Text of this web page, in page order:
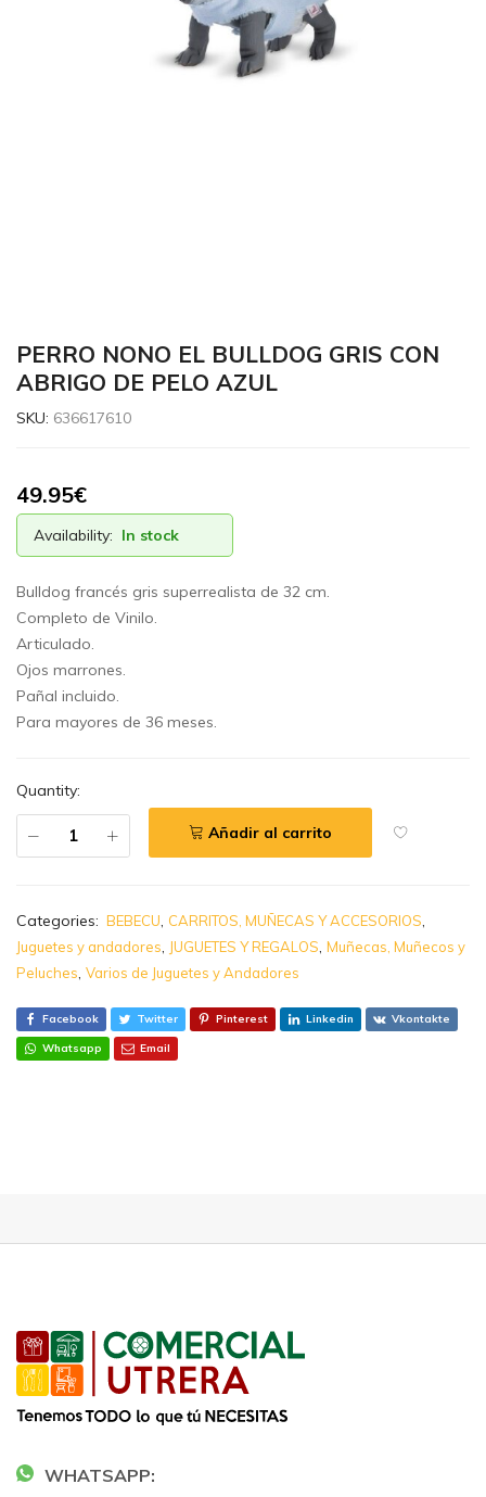
PERRO NONO EL BULLDOG GRIS CON
ABRIGO DE PELO AZUL
SKU: 636617610
49.95€
Availability: In stock
Bulldog francés gris superrealista de 32 cm.
Completo de Vinilo.
Articulado.
Ojos marrones.
Pañal incluido.
Para mayores de 36 meses.
Quantity:
Añadir al carrito
Categories: BEBECU CARRITOS, MUÑECAS Y ACCESORIOS
Juguetes y andadores JUGUETES Y REGALOS Muñecas, Muñecos y
Peluches Varios de Juguetes y Andadores
Facebook Twitter Pinterest Linkedin Vkontakte
Whatsapp Email
WHATSAPP: